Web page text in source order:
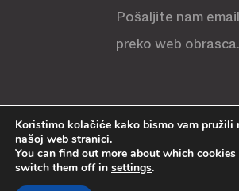
Pošaljite nam email
preko web obrasca.
COPYRIGHT © 2020 BAPTISTIČKA CRKVA
Koristimo kolačiće kako bismo vam pružili
našoj web stranici.
You can find out more about which
switch them off in settings.